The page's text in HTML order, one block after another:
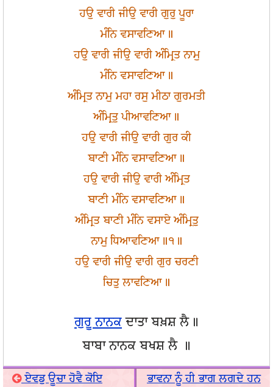
ਹਉ ਵਾਰੀ ਜੀਉ ਵਾਰੀ ਗੁਰੁ ਪੂਰਾ
ਮੰਨਿ ਵਸਾਵਣਿਆ॥
ਹਉ ਵਾਰੀ ਜੀਉ ਵਾਰੀ ਅੰਮ੍ਰਿਤ ਨਾਮੁ
ਮੰਨਿ ਵਸਾਵਣਿਆ॥
ਅੰਮ੍ਰਿਤ ਨਾਮੁ ਮਹਾ ਰਸੁ ਮੀਠਾ ਗੁਰਮਤੀ
ਅੰਮ੍ਰਿਤੁ ਪੀਆਵਣਿਆ॥
ਹਉ ਵਾਰੀ ਜੀਉ ਵਾਰੀ ਗੁਰ ਕੀ
ਬਾਣੀ ਮੰਨਿ ਵਸਾਵਣਿਆ॥
ਹਉ ਵਾਰੀ ਜੀਉ ਵਾਰੀ ਅੰਮ੍ਰਿਤ
ਬਾਣੀ ਮੰਨਿ ਵਸਾਵਣਿਆ॥
ਅੰਮ੍ਰਿਤ ਬਾਣੀ ਮੰਨਿ ਵਸਾਏ ਅੰਮ੍ਰਿਤੁ
ਨਾਮੁ ਧਿਆਵਣਿਆ॥੧॥
ਹਉ ਵਾਰੀ ਜੀਉ ਵਾਰੀ ਗੁਰ ਚਰਣੀ
ਚਿਤੁ ਲਾਵਣਿਆ॥
ਗੁਰੂ ਨਾਨਕ ਦਾਤਾ ਬਖ਼ਸ਼ ਲੈ॥
ਬਾਬਾ ਨਾਨਕ ਬਖਸ਼ ਲੈ ॥
ਏਵਡੁ ਊਚਾ ਹੋਵੈ ਕੋਇ ਭਾਵਨਾ ਨੂੰ ਹੀ ਭਾਗ ਲਗਦੇ ਹਨ